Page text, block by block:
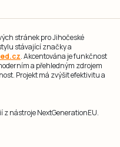
stránek pro Jihočeské
stávající značky a
. Akcentována je funkčnost
a přehledným zdrojem
Projekt má zvýšit efektivitu a
nástroje NextGenerationEU.